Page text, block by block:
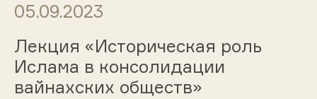
05.09.2023
Лекция «Историческая роль
Ислама в консолидации
вайнахских обществ»